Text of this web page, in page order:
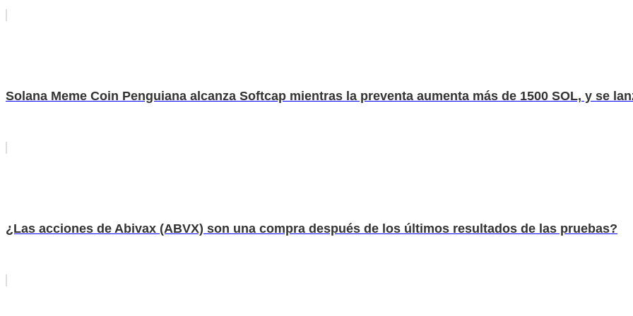
Solana Meme Coin Penguiana alcanza Softcap mientras la preventa aumenta más de 1500 SOL, y se
¿Las acciones de Abivax (ABVX) son una compra después de los últimos resultados de las pruebas?